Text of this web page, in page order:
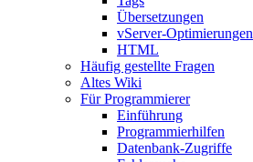
Übersetzungen
vServer-Optimierungen
HTML
Häufig gestellte Fragen
Altes Wiki
Für Programmierer
Einführung
Programmierhilfen
Datenbank-Zugriffe